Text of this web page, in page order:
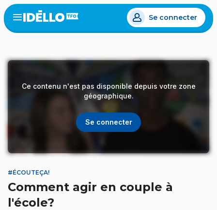
Aller
au
contenu
Open
menu
Se connecter
Ce contenu n'est pas disponible depuis votre zone
géographique.
Se connecter
#ÉCOUTEÇA!
Comment agir en couple à
l'école?